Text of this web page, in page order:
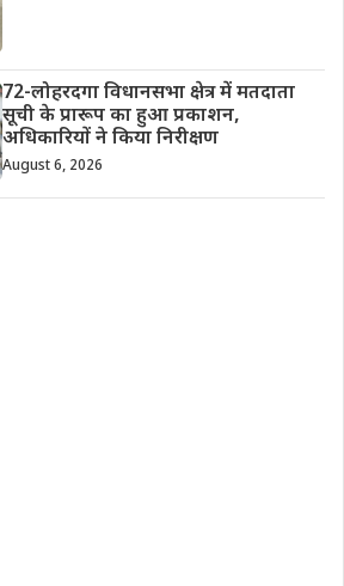
72-लोहरदगा विधानसभा क्षेत्र में मतदाता
सूची के प्रारूप का हुआ प्रकाशन,
अधिकारियों ने किया निरीक्षण
August 6, 2026